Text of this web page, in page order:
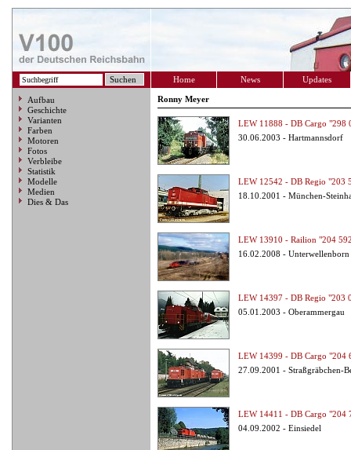
Home News Updates
Aufbau
Geschichte
Varianten
Farben
Motoren
Fotos
Verbleibe
Statistik
Modelle
Medien
Dies & Das
Ronny Meyer
LEW 11888 - DB Cargo "298
30.06.2003 - Hartmannsdorf
LEW 12542 - DB Regio "203
18.10.2001 - München-
LEW 13910 - Railion "204
16.02.2008 - Unterwellenborn
LEW 14397 - DB Regio "203
05.01.2003 - Oberammergau
LEW 14399 - DB Cargo "204
27.09.2001 - Straßgräbchen-
LEW 14411 - DB Cargo "204
04.09.2002 - Einsiedel